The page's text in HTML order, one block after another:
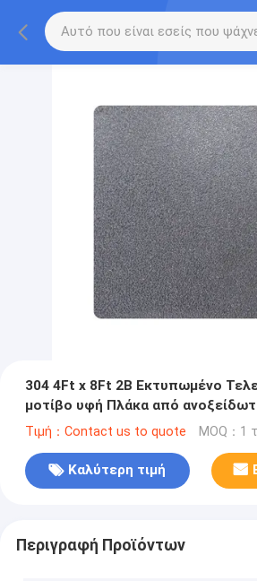
304 4Ft x 8Ft 2B Εκτυπωμένο
μοτίβο υφή Πλάκα από
Σκληρό μαύρο φύλλο μετάλλου
Τιμή：Contact us to quote MOQ：1
Καλύτερη τιμή
Περιγραφή Προϊόντων